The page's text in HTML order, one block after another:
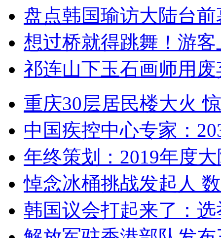
盘点韩国瑜访大陆台
想过桥就得跳舞！游客
祁连山下玉石画师用
重庆30层居民楼大火
中国疾控中心专家：
年终策划：2019年度
悼念冰桶挑战发起人
韩国议会打起来了：